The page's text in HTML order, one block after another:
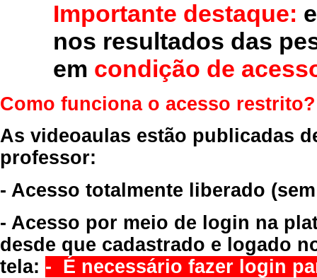
Importante destaque:
nos resultados das
em condição de
Como funciona o acesso restrito?
As videoaulas estão publicadas
professor:
- Acesso totalmente liberado
- Acesso por meio de login na
desde que cadastrado e logado
tela: - É necessário fazer login